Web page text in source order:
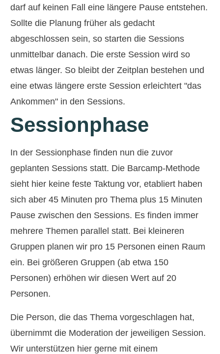
darf auf keinen Fall eine längere Pause entstehen.
Sollte die Planung früher als gedacht
abgeschlossen sein, so starten die Sessions
unmittelbar danach. Die erste Session wird so
etwas länger. So bleibt der Zeitplan bestehen und
eine etwas längere erste Session erleichtert "das
Ankommen" in den Sessions.
Sessionphase
In der Sessionphase finden nun die zuvor
geplanten Sessions statt. Die Barcamp-Methode
sieht hier keine feste Taktung vor, etabliert haben
sich aber 45 Minuten pro Thema plus 15 Minuten
Pause zwischen den Sessions. Es finden immer
mehrere Themen parallel statt. Bei kleineren
Gruppen planen wir pro 15 Personen einen Raum
ein. Bei größeren Gruppen (ab etwa 150
Personen) erhöhen wir diesen Wert auf 20
Personen.
Die Person, die das Thema vorgeschlagen hat,
übernimmt die Moderation der jeweiligen Session.
Wir unterstützen hier gerne mit einem